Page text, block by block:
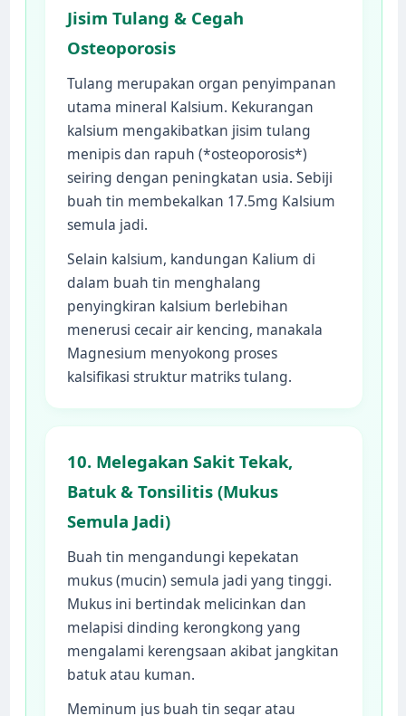
Jisim Tulang & Cegah
Osteoporosis
Tulang merupakan organ penyimpanan
utama mineral Kalsium. Kekurangan
kalsium mengakibatkan jisim tulang
menipis dan rapuh (*osteoporosis*)
seiring dengan peningkatan usia. Sebiji
buah tin membekalkan 17.5mg Kalsium
semula jadi.
Selain kalsium, kandungan Kalium di
dalam buah tin menghalang
penyingkiran kalsium berlebihan
menerusi cecair air kencing, manakala
Magnesium menyokong proses
kalsifikasi struktur matriks tulang.
10. Melegakan Sakit Tekak,
Batuk & Tonsilitis (Mukus
Semula Jadi)
Buah tin mengandungi kepekatan
mukus (mucin) semula jadi yang tinggi.
Mukus ini bertindak melicinkan dan
melapisi dinding kerongkong yang
mengalami kerengsaan akibat jangkitan
batuk atau kuman.
Meminum jus buah tin segar atau